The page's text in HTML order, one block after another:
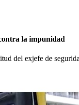
la impunidad
del exjefe de